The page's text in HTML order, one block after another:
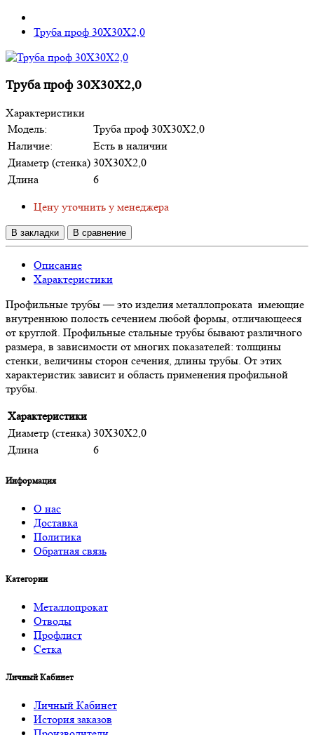
Труба проф 30Х30Х2,0
Труба проф 30Х30Х2,0
Характеристики
Модель:
Труба проф 30Х30Х2,0
Наличие:
Есть в наличии
Диаметр (стенка) 30Х30Х2,0
Длина
6
Цену уточнить у менеджера
В закладки В сравнение
Описание
Характеристики
Профильные трубы — это изделия металлопроката имеющие
внутреннюю полость сечением любой формы, отличающееся
от круглой. Профильные стальные трубы бывают различного
размера, в зависимости от многих показателей: толщины
стенки, величины сторон сечения, длины трубы. От этих
характеристик зависит и область применения профильной
трубы.
Характеристики
Диаметр (стенка) 30Х30Х2,0
Длина
6
Информация
О нас
Доставка
Политика
Обратная связь
Категории
Металлопрокат
Отводы
Профлист
Сетка
Личный Кабинет
Личный Кабинет
История заказов